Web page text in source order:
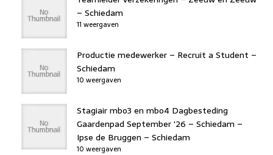
– Schiedam
11 weergaven
Productie medewerker – Recruit a Student –
Schiedam
10 weergaven
Stagiair mbo3 en mbo4 Dagbesteding
Gaardenpad September '26 – Schiedam –
Ipse de Bruggen – Schiedam
10 weergaven